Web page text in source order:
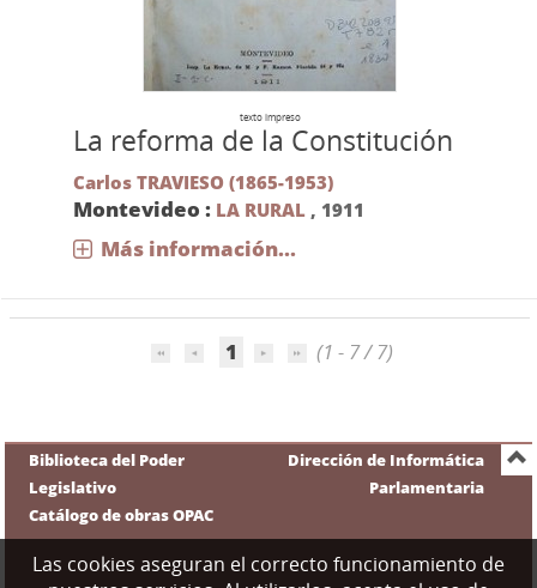
texto impreso
La reforma de la Constitución
Carlos TRAVIESO (1865-1953)
Montevideo : LA RURAL, 1911
Más información...
1 (1 - 7 / 7)
Biblioteca del Poder
Legislativo
Catálogo de obras OPAC
Dirección de Informática
Parlamentaria
Las cookies aseguran el correcto funcionamiento de